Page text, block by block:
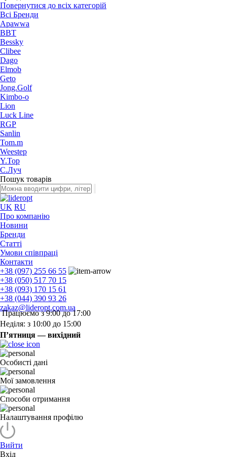
Повернутися до всіх категорій
Всі Бренди
Apawwa
BBT
Bessky
Clibee
Dago
Elmob
Geto
Jong.Golf
Kimbo-o
Lion
Luck Line
RGP
Sanlin
Tom.m
Weestep
Y.Top
С.Луч
Пошук товарів
UK RU
Про компанію
Новини
Бренди
Статті
Умови співпраці
Контакти
+38 (097) 255 66 55
+38 (050) 517 70 15
+38 (093) 170 15 61
+38 (044) 390 93 26
zakaz@lideropt.com.ua
Працюємо з 9:00 до 17:00
Неділя: з 10:00 до 15:00
П’ятниця — вихідний
Особисті дані
Мої замовлення
Способи отримання
Налаштування профілю
Вийти
Вхід